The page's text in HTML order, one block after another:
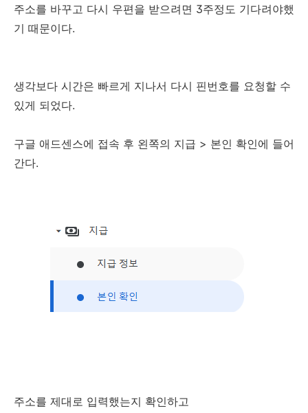
주소를 바꾸고 다시 우편을 받으려면 3주정도 기다려야했
기 때문이다.
생각보다 시간은 빠르게 지나서 다시 핀번호를 요청할 수
있게 되었다.
구글 애드센스에 접속 후 왼쪽의 지급 > 본인 확인에 들어
간다.
주소를 제대로 입력했는지 확인하고